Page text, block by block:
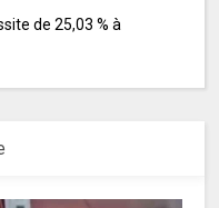
de 25,03 % à